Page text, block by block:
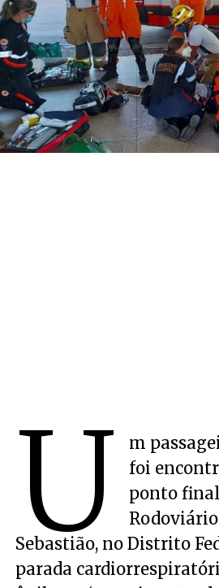
U
m
foi
ponto
Rodoviário
Sebastião, no Distrito
parada